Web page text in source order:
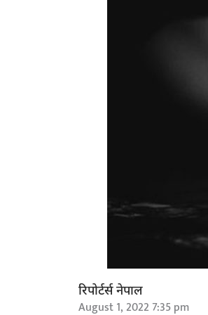
रिपोर्टर्स नेपाल
August 1, 2022 7:35 pm